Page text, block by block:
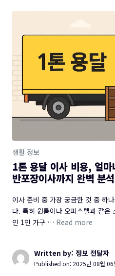
생활 정보
1톤 용달 이사 비용, 얼
반포장이사까지 완벽 분석
이사 준비 중 가장 궁금한 것 중 하
다. 특히 원룸이나 오피스텔과 같은
인 1인 가구 … Read more
Written by: 정보 전달자
Published on: 2025년 08월 06